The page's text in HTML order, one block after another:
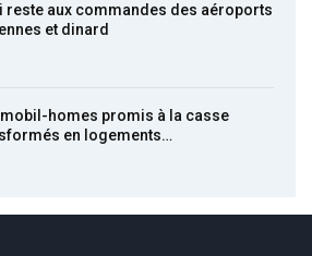
reste aux commandes des aéroports
et dinard
homes promis à la casse
en logements…